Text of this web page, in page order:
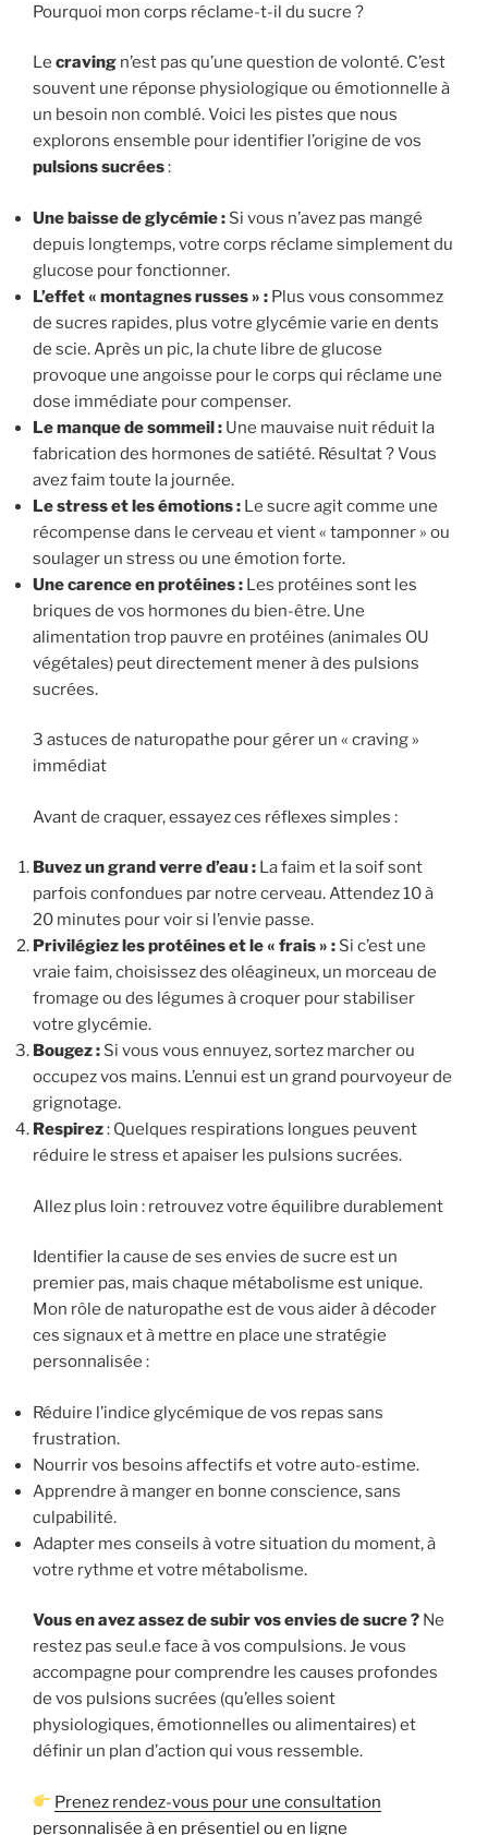
Pourquoi mon corps réclame-t-il du sucre ?
Le craving n’est pas qu’une question de volonté. C’est
souvent une réponse physiologique ou émotionnelle à
un besoin non comblé. Voici les pistes que nous
explorons ensemble pour identifier l’origine de vos
pulsions sucrées:
Une baisse de glycémie : Si vous n’avez pas mangé
depuis longtemps, votre corps réclame simplement du
glucose pour fonctionner.
L’effet « montagnes russes » : Plus vous consommez
de sucres rapides, plus votre glycémie varie en dents
de scie. Après un pic, la chute libre de glucose
provoque une angoisse pour le corps qui réclame une
dose immédiate pour compenser.
Le manque de sommeil : Une mauvaise nuit réduit la
fabrication des hormones de satiété. Résultat ? Vous
avez faim toute la journée.
Le stress et les émotions : Le sucre agit comme une
récompense dans le cerveau et vient « tamponner » ou
soulager un stress ou une émotion forte.
Une carence en protéines : Les protéines sont les
briques de vos hormones du bien-être. Une
alimentation trop pauvre en protéines (animales OU
végétales) peut directement mener à des pulsions
sucrées.
3 astuces de naturopathe pour gérer un « craving »
immédiat
Avant de craquer, essayez ces réflexes simples :
Buvez un grand verre d’eau : La faim et la soif sont
parfois confondues par notre cerveau. Attendez 10 à
20 minutes pour voir si l’envie passe.
Privilégiez les protéines et le « frais » : Si c’est une
vraie faim, choisissez des oléagineux, un morceau de
fromage ou des légumes à croquer pour stabiliser
votre glycémie.
Bougez : Si vous vous ennuyez, sortez marcher ou
occupez vos mains. L’ennui est un grand pourvoyeur de
grignotage.
Respirez: Quelques respirations longues peuvent
réduire le stress et apaiser les pulsions sucrées.
Allez plus loin : retrouvez votre équilibre durablement
Identifier la cause de ses envies de sucre est un
premier pas, mais chaque métabolisme est unique.
Mon rôle de naturopathe est de vous aider à décoder
ces signaux et à mettre en place une stratégie
personnalisée :
Réduire l’indice glycémique de vos repas sans
frustration.
Nourrir vos besoins affectifs et votre auto-estime.
Apprendre à manger en bonne conscience, sans
culpabilité.
Adapter mes conseils à votre situation du moment, à
votre rythme et votre métabolisme.
Vous en avez assez de subir vos envies de sucre ? Ne
restez pas seul.e face à vos compulsions. Je vous
accompagne pour comprendre les causes profondes
de vos pulsions sucrées (qu’elles soient
physiologiques, émotionnelles ou alimentaires) et
définir un plan d’action qui vous ressemble.
Prenez rendez-vous pour une consultation
personnalisée à en présentiel ou en ligne